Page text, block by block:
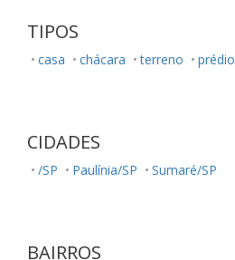
TIPOS
casa chácara terreno prédio
CIDADES
/SP Paulínia/SP Sumaré/SP
BAIRROS